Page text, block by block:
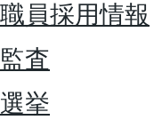
職員採用情報
監査
選挙